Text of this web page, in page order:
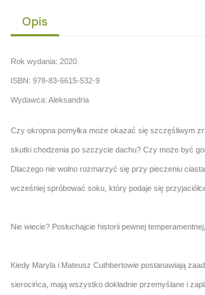
Opis
Rok wydania: 2020
ISBN: 978-83-6615-532-9
Wydawca: Aleksandria
Czy okropna pomyłka może okazać się szczęśliwym
skutki chodzenia po szczycie dachu? Czy może być
Dlaczego nie wolno rozmarzyć się przy pieczeniu
wcześniej spróbować soku, który podaje się
Nie wiecie? Posłuchajcie historii pewnej
Kiedy Maryla i Mateusz Cuthbertowie postanawiają
sierocińca, mają wszystko dokładnie przemyślane i